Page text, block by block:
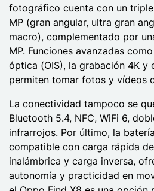
fotográfico cuenta con un
MP (gran angular, ultra gran
macro), complementado por
MP. Funciones avanzadas
óptica (OIS), la grabación 4K y
permiten tomar fotos y vídeos
La conectividad tampoco se
Bluetooth 5.4, NFC, WiFi 6,
infrarrojos. Por último, la
compatible con carga rápida
inalámbrica y carga inversa,
autonomía y practicidad en